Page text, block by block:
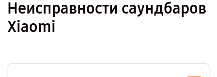
Неисправности саундбаров
Xiaomi